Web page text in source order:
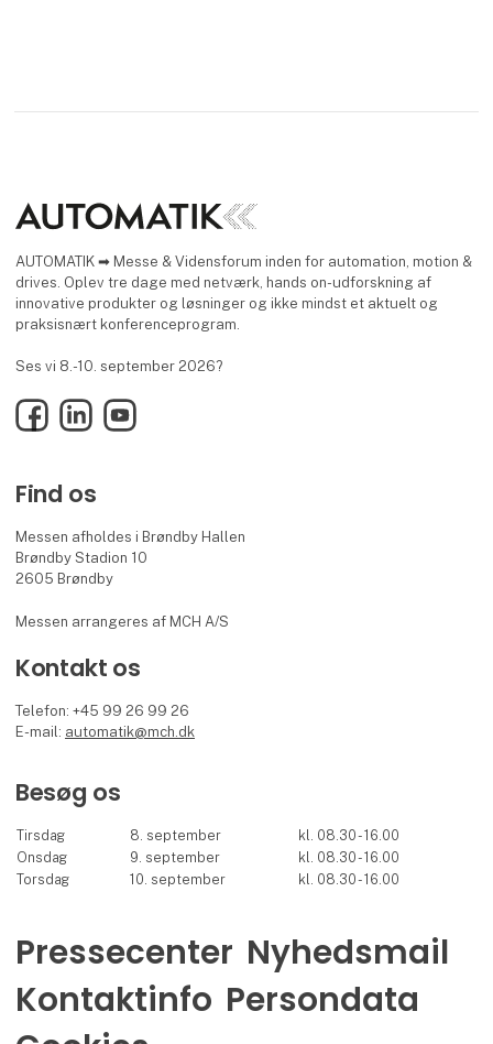
AUTOMATIK ➡ Messe & Vidensforum inden for automation, motion &
drives. Oplev tre dage med netværk, hands on-udforskning af
innovative produkter og løsninger og ikke mindst et aktuelt og
praksisnært konferenceprogram.
Ses vi 8.-10. september 2026?
FacebookLinkedInYouTube
Find os
Messen afholdes i Brøndby Hallen
Brøndby Stadion 10
2605 Brøndby
Messen arrangeres af MCH A/S
Kontakt os
Telefon: +45 99 26 99 26
E-mail: automatik@mch.dk
Besøg os
Tirsdag 8. september
kl. 08.30 - 16.00
Onsdag
9. september
kl. 08.30 - 16.00
Torsdag
10. september kl. 08.30 - 16.00
Pressecenter Nyhedsmail
Kontaktinfo Persondata